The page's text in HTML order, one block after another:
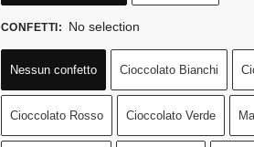
CONFETTI: No selection
Nessun confetto Cioccolato Bianchi
Cioccolato Rosso Cioccolato Verde